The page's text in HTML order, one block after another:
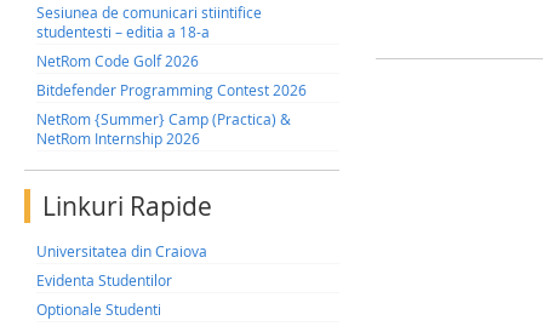
Sesiunea de comunicari stiintifice
studentesti – editia a 18-a
NetRom Code Golf 2026
Bitdefender Programming Contest 2026
NetRom {Summer} Camp (Practica) &
NetRom Internship 2026
Linkuri Rapide
Universitatea din Craiova
Evidenta Studentilor
Optionale Studenti